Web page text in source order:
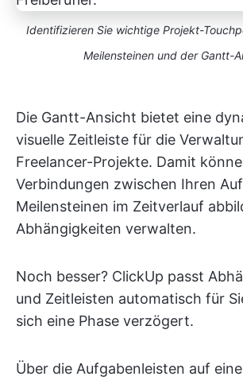
Identifizieren Sie wichtige Projekt-
Meilensteinen und der Gantt-
Die Gantt-Ansicht bietet eine
visuelle Zeitleiste für die
Freelancer-Projekte. Damit
Verbindungen zwischen Ihren
Meilensteinen im Zeitverlauf
Abhängigkeiten verwalten.
Noch besser? ClickUp passt
und Zeitleisten automatisch für
sich eine Phase verzögert.
Über die Aufgabenleisten auf